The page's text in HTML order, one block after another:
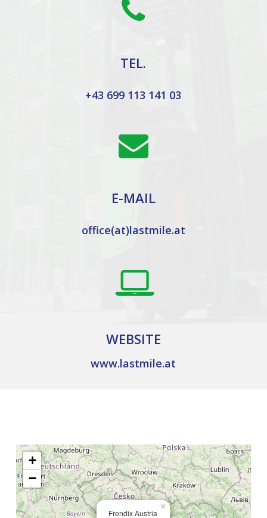
TEL.
+43 699 113 141 03
E-MAIL
office(at)lastmile.at
WEBSITE
www.lastmile.at
Frendix Austria
×
+
−